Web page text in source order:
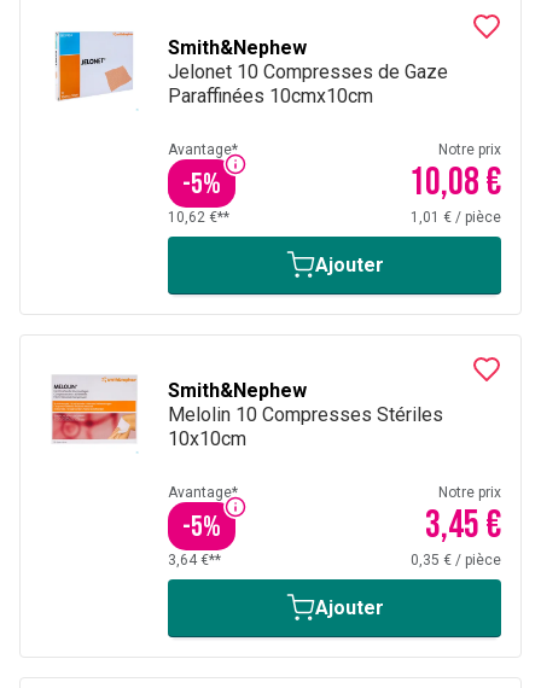
Smith&Nephew
Jelonet 10 Compresses de Gaze
Paraffinées 10cmx10cm
Avantage*
-5%
Notre prix
10,08 €
10,62 €** 1,01 € / pièce
Ajouter
Smith&Nephew
Melolin 10 Compresses Stériles
10x10cm
Avantage*
-5%
Notre prix
3,45 €
3,64 €** 0,35 € / pièce
Ajouter